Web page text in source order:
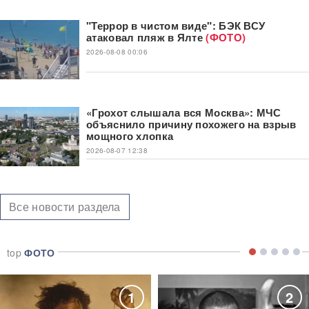
"Террор в чистом виде": БЭК ВСУ
атаковал пляж в Ялте(ФОТО)
2026-08-08 00:06
«Грохот слышала вся Москва»: МЧС
объяснило причину похожего на взрыв
мощного хлопка
2026-08-07 12:38
Все новости раздела
topФОТО
1 2